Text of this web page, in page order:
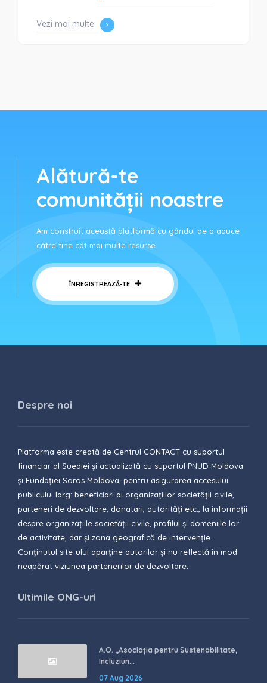
Vezi mai multe
Alătură-te
comunității noastre
Am construit această platformă cu gândul de a aduce
către tine cât mai multe resurse
ÎNREGISTREAZĂ-TE
Despre noi
Platforma este creată de Centrul CONTACT cu suportul
financiar al Suediei și actualizată cu suportul PNUD Moldova
și Fundației Soros Moldova, pentru asigurarea accesului
publicului larg: beneficiari ai organizațiilor societății civile,
parteneri de dezvoltare, donatari, autorități etc., la informații
despre organizațiile societății civile, profilul și domeniile lor
de activitate, dar și zona geografică de intervenție.
Conținutul site-ului aparține autorilor și nu reflectă în mod
neapărat viziunea partenerilor de dezvoltare.
Ultimile ONG-uri
A.O. ,,Asociația pentru Sustenabilitate,
Incluziun...
07 Aug 2026